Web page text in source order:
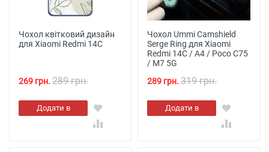
Чохол квітковий дизайн
для Xiaomi Redmi 14C
269 грн. 289 грн.
Додати в
кошик
Чохол Ummi Camshield
Serge Ring для Xiaomi
Redmi 14C / A4 / Poco C75
/ M7 5G
289 грн. 319 грн.
Додати в
кошик